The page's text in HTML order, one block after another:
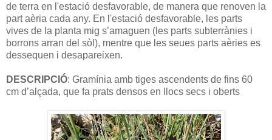
de terra en l'estació desfavorable, de manera que renoven la
part aèria cada any. En l'estació desfavorable, les parts
vives de la planta mig s’amaguen (les parts subterrànies i
borrons arran del sòl), mentre que les seues parts aèries es
dessequen i desapareixen.
DESCRIPCIÓ: Gramínia amb tiges ascendents de fins 60
cm d’alçada, que fa prats densos en llocs secs i oberts